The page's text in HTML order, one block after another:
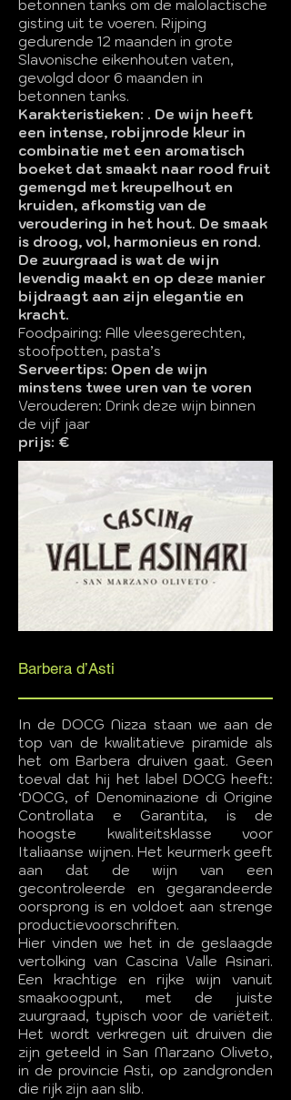
betonnen tanks om de malolactische
gisting uit te voeren. Rijping
gedurende 12 maanden in grote
Slavonische eikenhouten vaten,
gevolgd door 6 maanden in
betonnen tanks.
Karakteristieken: . De wijn heeft
een intense, robijnrode kleur in
combinatie met een aromatisch
boeket dat smaakt naar rood fruit
gemengd met kreupelhout en
kruiden, afkomstig van de
veroudering in het hout. De smaak
is droog, vol, harmonieus en rond.
De zuurgraad is wat de wijn
levendig maakt en op deze manier
bijdraagt aan zijn elegantie en
kracht.
Foodpairing: Alle vleesgerechten,
stoofpotten, pasta’s
Serveertips: Open de wijn
minstens twee uren van te voren
Verouderen: Drink deze wijn binnen
de vijf jaar
prijs: €
Barbera d’Asti
In de DOCG Nizza staan ​​we aan de
top van de kwalitatieve piramide als
het om Barbera druiven gaat. Geen
toeval dat hij het label DOCG heeft:
‘DOCG, of Denominazione di Origine
Controllata e Garantita, is de
hoogste kwaliteitsklasse voor
Italiaanse wijnen. Het keurmerk geeft
aan dat de wijn van een
gecontroleerde en gegarandeerde
oorsprong is en voldoet aan strenge
productievoorschriften.
Hier vinden we het in de geslaagde
vertolking van Cascina Valle Asinari.
Een krachtige en rijke wijn vanuit
smaakoogpunt, met de juiste
zuurgraad, typisch voor de variëteit.
Het wordt verkregen uit druiven die
zijn geteeld in San Marzano Oliveto,
in de provincie Asti, op zandgronden
die rijk zijn aan slib.